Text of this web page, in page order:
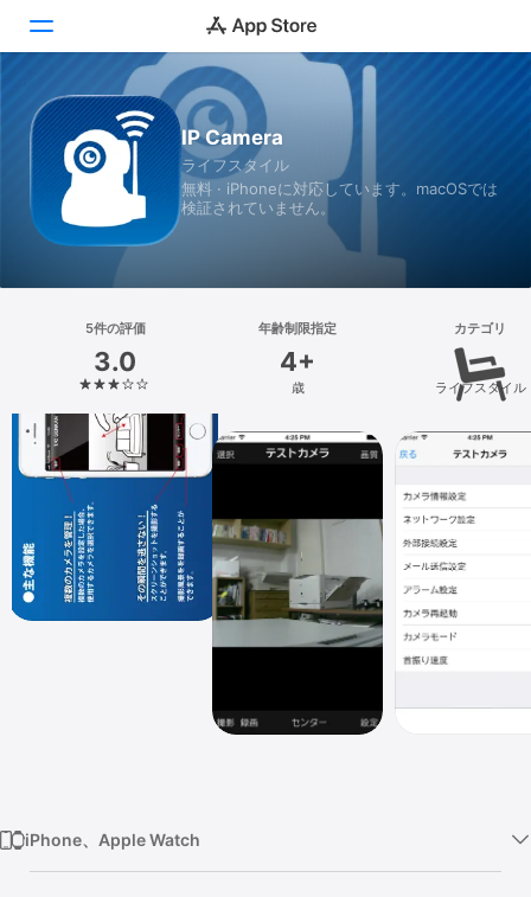
Today
ゲーム
アプリ
検索
プラットフォーム
iPhone
iPad
Mac
Vision
Watch
IP Camera
ライフスタイル
無料 · iPhoneに対応しています。macOSでは
検証されていません。
5件の評価
3.0
年齢制限指定
4+
歳
カテゴリ
ライフスタイル
iPhone、Apple Watch